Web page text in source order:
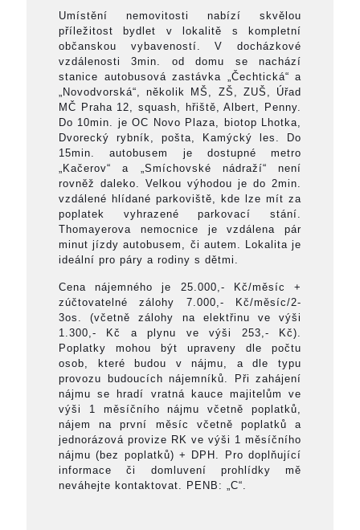
Umístění nemovitosti nabízí skvělou
příležitost bydlet v lokalitě s kompletní
občanskou vybaveností. V docházkové
vzdálenosti 3min. od domu se nachází
stanice autobusová zastávka „Čechtická“ a
„Novodvorská“, několik MŠ, ZŠ, ZUŠ, Úřad
MČ Praha 12, squash, hřiště, Albert, Penny.
Do 10min. je OC Novo Plaza, biotop Lhotka,
Dvorecký rybník, pošta, Kamýcký les. Do
15min. autobusem je dostupné metro
„Kačerov“ a „Smíchovské nádraží“ není
rovněž daleko. Velkou výhodou je do 2min.
vzdálené hlídané parkoviště, kde lze mít za
poplatek vyhrazené parkovací stání.
Thomayerova nemocnice je vzdálena pár
minut jízdy autobusem, či autem. Lokalita je
ideální pro páry a rodiny s dětmi.
Cena nájemného je 25.000,- Kč/měsíc +
zúčtovatelné zálohy 7.000,- Kč/měsíc/2-
3os. (včetně zálohy na elektřinu ve výši
1.300,- Kč a plynu ve výši 253,- Kč).
Poplatky mohou být upraveny dle počtu
osob, které budou v nájmu, a dle typu
provozu budoucích nájemníků. Při zahájení
nájmu se hradí vratná kauce majitelům ve
výši 1 měsíčního nájmu včetně poplatků,
nájem na první měsíc včetně poplatků a
jednorázová provize RK ve výši 1 měsíčního
nájmu (bez poplatků) + DPH. Pro doplňující
informace či domluvení prohlídky mě
neváhejte kontaktovat. PENB: „C“.